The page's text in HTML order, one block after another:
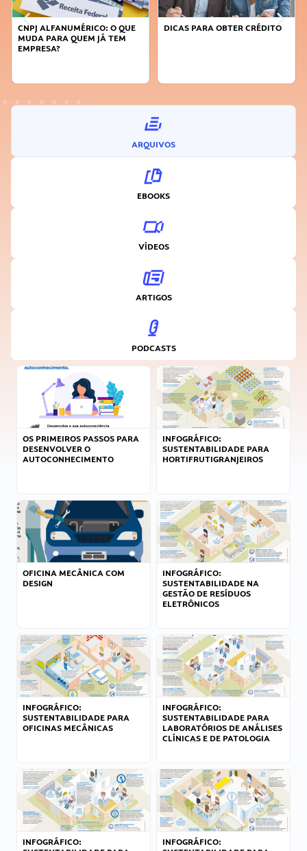
CNPJ ALFANUMÉRICO: O QUE
MUDA PARA QUEM JÁ TEM
EMPRESA?
DICAS PARA OBTER CRÉDITO
ARQUIVOS
EBOOKS
VÍDEOS
ARTIGOS
PODCASTS
OS PRIMEIROS PASSOS PARA
DESENVOLVER O
AUTOCONHECIMENTO
INFOGRÁFICO:
SUSTENTABILIDADE PARA
HORTIFRUTIGRANJEIROS
OFICINA MECÂNICA COM
DESIGN
INFOGRÁFICO:
SUSTENTABILIDADE NA
GESTÃO DE RESÍDUOS
ELETRÔNICOS
INFOGRÁFICO:
SUSTENTABILIDADE PARA
OFICINAS MECÂNICAS
INFOGRÁFICO:
SUSTENTABILIDADE PARA
LABORATÓRIOS DE ANÁLISES
CLÍNICAS E DE PATOLOGIA
INFOGRÁFICO:
INFOGRÁFICO: